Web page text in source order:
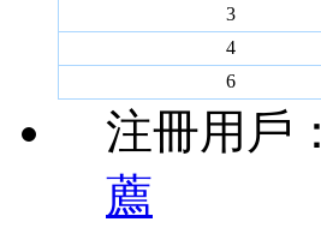
3
4
6
注冊用戶：
薦